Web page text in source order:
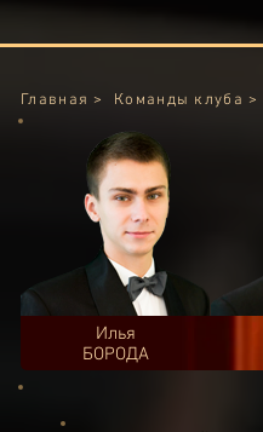
Главная > Команды клуба >
Илья
БОРОДА